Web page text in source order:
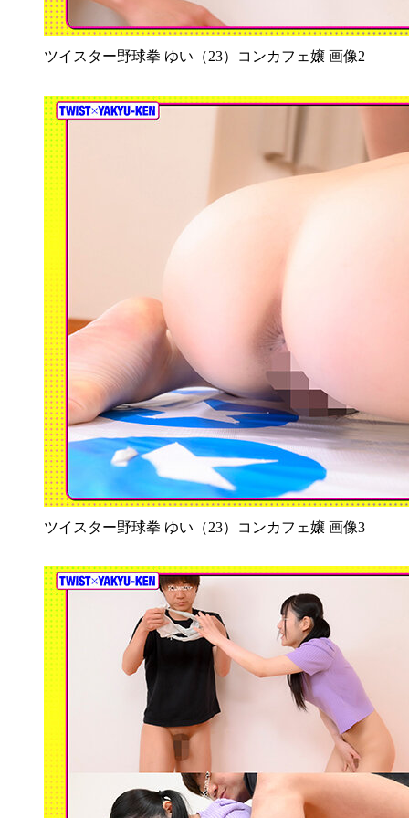
ツイスター野球拳 ゆい（23）コンカフェ嬢 画像2
ツイスター野球拳 ゆい（23）コンカフェ嬢 画像3